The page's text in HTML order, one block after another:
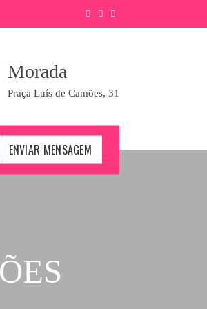
Morada
Praça Luís de Camões, 31
ENVIAR MENSAGEM